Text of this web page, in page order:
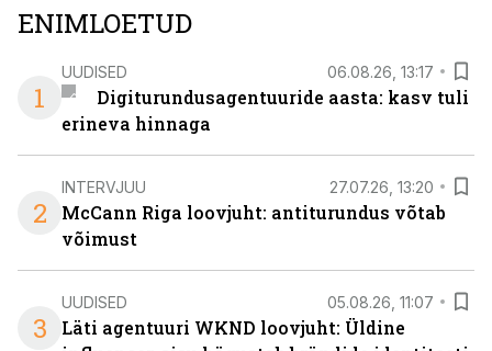
ENIMLOETUD
1
UUDISED 06.08.26, 13:17
Digiturundusagentuuride aasta: kasv tuli
erineva hinnaga
2
INTERVJUU 27.07.26, 13:20
McCann Riga loovjuht: antiturundus võtab
võimust
3
UUDISED 05.08.26, 11:07
Läti agentuuri WKND loovjuht: Üldine